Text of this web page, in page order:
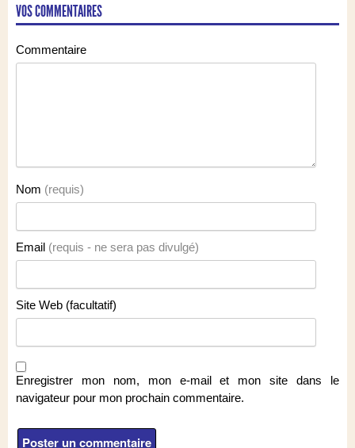
VOS COMMENTAIRES
Commentaire
Nom (requis)
Email (requis - ne sera pas divulgé)
Site Web (facultatif)
Enregistrer mon nom, mon e-mail et mon site dans le
navigateur pour mon prochain commentaire.